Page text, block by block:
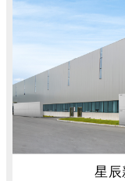
星